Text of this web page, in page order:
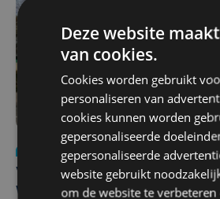
Nieuws
wo 5 augustus | 11:57
Vier Oostendse gynaecologen
West, dat ook een nieuwe voltijdse
Deze website
van cookies.
Cookies worden gebruikt
personaliseren van
cookies kunnen worden
gepersonaliseerde
gepersonaliseerde
website gebruikt
om de website te verbeteren